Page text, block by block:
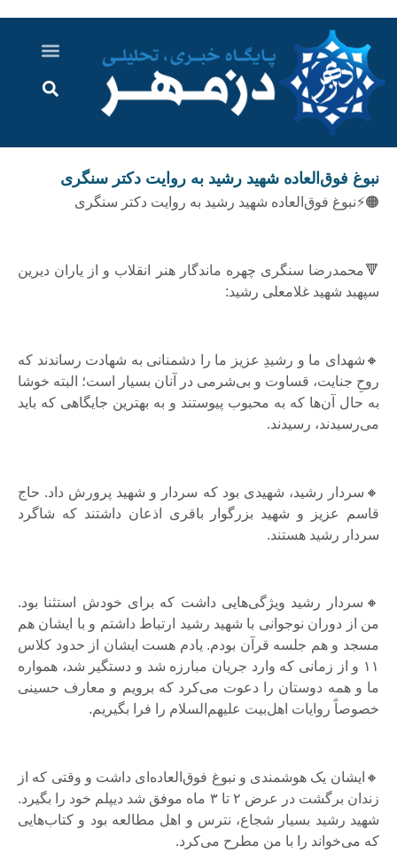
نبوغ فوق‌العاده‌ شهید رشید به روایت دکتر سنگری
🟠⚡️نبوغ فوق‌العاده‌ شهید رشید به روایت دکتر سنگری
🔻محمدرضا سنگری چهره ماندگار هنر انقلاب و از یاران دیرین
سپهبد شهید غلامعلی رشید:
🔸شهدای ما و رشیدِ عزیز ما را دشمنانی به شهادت رساندند که
روحِ جنایت، قساوت و بی‌شرمی در آنان بسیار است؛ البته خوشا
به‌ حال آن‌ها که به محبوب پیوستند و به بهترین جایگاهی که باید
می‌رسیدند، رسیدند.
🔸سردار رشید، شهیدی بود که سردار و شهید پرورش داد. حاج
قاسم عزیز و شهید بزرگوار باقری اذعان داشتند که شاگرد
سردار رشید هستند.
🔸سردار رشید ویژگی‌هایی داشت که برای خودش استثنا بود.
من از دوران نوجوانی با شهید رشید ارتباط داشتم و با ایشان هم
مسجد و هم جلسه قرآن بودم. یادم هست ایشان از حدود کلاس
۱۱ و از زمانی که وارد جریان مبارزه شد و دستگیر شد، همواره
ما و همه دوستان را دعوت می‌کرد که برویم و معارف حسینی
خصوصاً روایات اهل‌بیت علیهم‌السلام را فرا بگیریم.
🔸ایشان یک هوشمندی و نبوغ فوق‌العاده‌ای داشت و وقتی که از
زندان برگشت در عرض ۲ تا ۳ ماه موفق شد دیپلم خود را بگیرد.
شهید رشید بسیار شجاع، نترس و اهل مطالعه بود و کتاب‌هایی
که می‌خواند را با من مطرح می‌کرد.